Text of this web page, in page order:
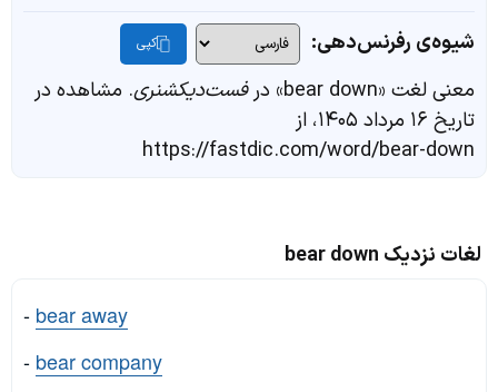
شیوه‌ی رفرنس‌دهی: کپی
معنی لغت «bear down» در فست‌دیکشنری. مشاهده در
تاریخ ۱۶ مرداد ۱۴۰۵، از
https://fastdic.com/word/bear-down
لغات نزدیک bear down
- bear away
- bear company